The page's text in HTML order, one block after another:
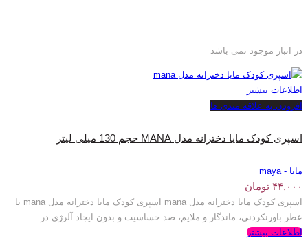
در انبار موجود نمی باشد
اطلاعات بیشتر
افزودن به علاقه مندی ها
اسپری کودک مایا دخترانه مدل MANA حجم 130 میلی لیتر
مایا - maya
۴۴,۰۰۰ تومان
اسپری کودک مایا دخترانه مدل mana اسپری کودک مایا دخترانه مدل mana با
عطر باورنکردنی، ماندگار و ملایم، ضد حساسیت و بدون ایجاد آلرژی در...
اطلاعات بیشتر